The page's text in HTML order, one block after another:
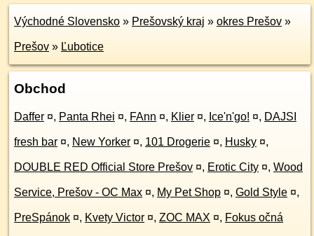
Východné Slovensko » Prešovský kraj » okres Prešov »
Prešov » Ľubotice
Obchod
Daffer ¤, Panta Rhei ¤, FAnn ¤, Klier ¤, Ice'n'go! ¤, DAJSI
fresh bar ¤, New Yorker ¤, 101 Drogerie ¤, Husky ¤,
DOUBLE RED Official Store Prešov ¤, Erotic City ¤, Wood
Service, Prešov - OC Max ¤, My Pet Shop ¤, Gold Style ¤,
PreSpánok ¤, Kvety Victor ¤, ZOC MAX ¤, Fokus očná